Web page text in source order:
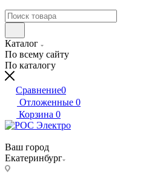
Каталог
По всему сайту
По каталогу
Сравнение0
Отложенные 0
Корзина 0
Ваш город
Екатеринбург